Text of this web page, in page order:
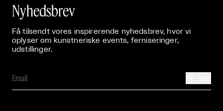
Nyhedsbrev
Få tilsendt vores inspirerende nyhedsbrev, hvor vi
oplyser om kunstneriske events, ferniseringer,
udstillinger.